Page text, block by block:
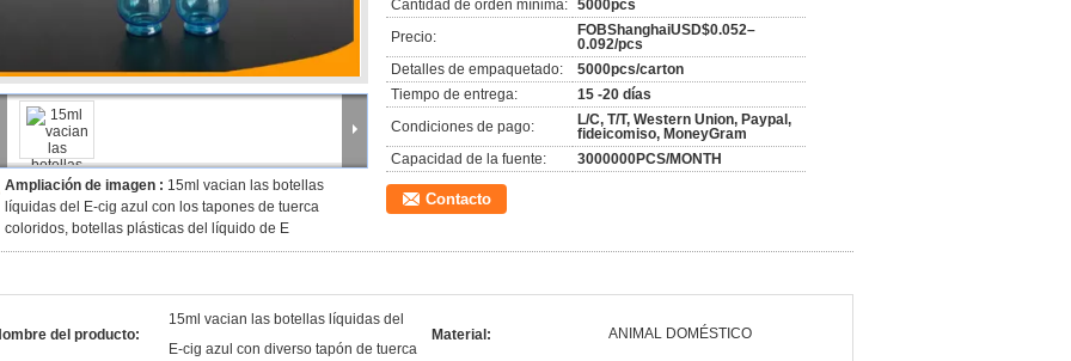
Ampliación de imagen : 15ml vacian las botellas
líquidas del E-cig azul con los tapones de tuerca
coloridos, botellas plásticas del líquido de E
Cantidad de orden mínima: 5000pcs
Precio:
FOBShanghaiUSD$0.052–
0.092/pcs
Detalles de empaquetado:
5000pcs/carton
Tiempo de entrega:
15 -20 días
Condiciones de pago:
L/C, T/T, Western Union, Paypal,
fideicomiso, MoneyGram
Capacidad de la fuente:
3000000PCS/MONTH
Contacto
del producto:
15ml vacian las botellas líquidas del
E-cig azul con diverso tapón de tuerca
Material: ANIMAL DOMÉSTICO